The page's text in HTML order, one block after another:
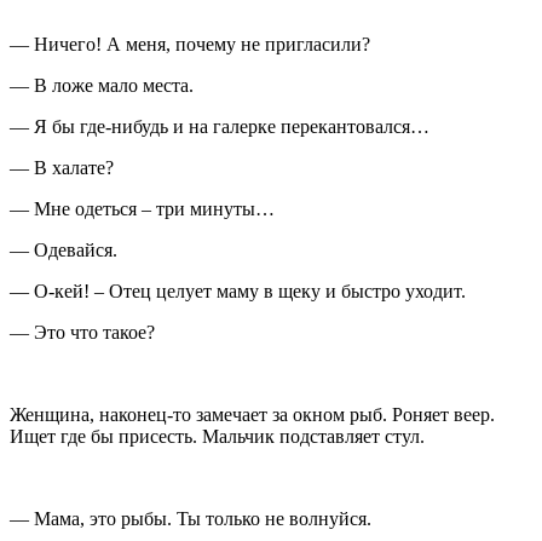
— Ничего! А меня, почему не пригласили?
— В ложе мало места.
— Я бы где-нибудь и на галерке перекантовался…
— В халате?
— Мне одеться – три минуты…
— Одевайся.
— О-кей! – Отец целует маму в щеку и быстро уходит.
— Это что такое?
Женщина, наконец-то замечает за окном рыб. Роняет веер.
Ищет где бы присесть. Мальчик подставляет стул.
— Мама, это рыбы. Ты только не волнуйся.